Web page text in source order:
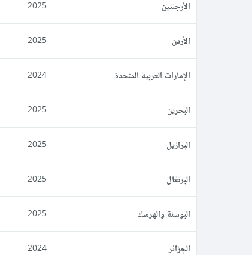
الأرجنتين 2025
الأردن 2025
الإمارات العربية المتحدة 2024
البحرين 2025
البرازيل 2025
البرتغال 2025
البوسنة والهرسك 2025
الجزائر 2024